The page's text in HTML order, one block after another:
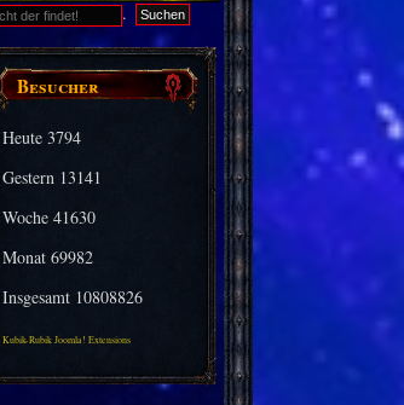
. Suchen
Besucher
Heute3794
Gestern 13141
Woche41630
Monat69982
Insgesamt 10808826
Kubik-Rubik Joomla! Extensions